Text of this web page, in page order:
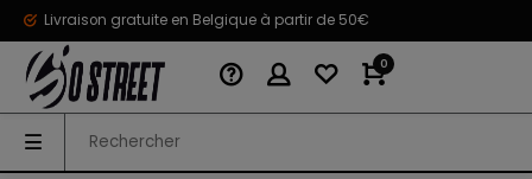
Livraison gratuite en Belgique à partir de 50€
0